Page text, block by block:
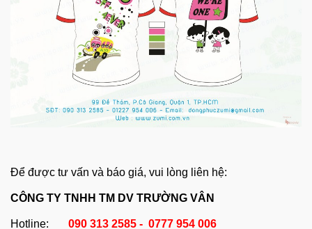
Để được tư vấn và báo giá, vui lòng liên hệ:
CÔNG TY TNHH TM DV TRƯỜNG VÂN
Hotline: 090 313 2585 - 0777 954 006